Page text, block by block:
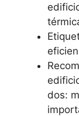
dos: